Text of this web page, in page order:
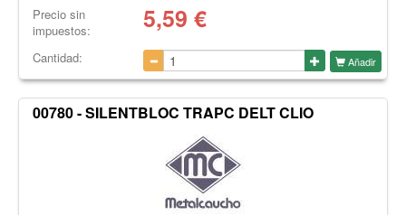
Precio sin
impuestos:
5,59 €
Cantidad: Añadir
00780 - SILENTBLOC TRAPC DELT CLIO